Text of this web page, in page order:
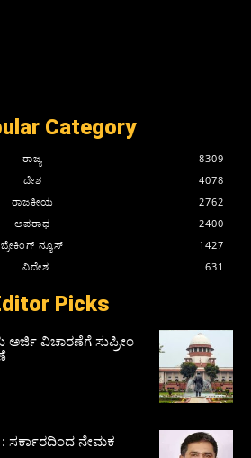
Category
ರಾಜ್ಯ
8309
ದೇಶ
4078
ರಾಜಕೀಯ
2762
ಅಪರಾಧ
2400
ಬ್ರೇಕಿಂಗ್ ನ್ಯೂಸ್
1427
ವಿದೇಶ
631
Picks
ಅರ್ಜಿ ವಿಚಾರಣೆಗೆ ಸುಪ್ರೀಂ
: ಸರ್ಕಾರದಿಂದ ನೇಮಕ